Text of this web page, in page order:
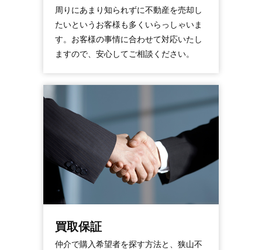
周りにあまり知られずに不動産を売却し
たいというお客様も多くいらっしゃいま
す。お客様の事情に合わせて対応いたし
ますので、安心してご相談ください。
買取保証
仲介で購入希望者を探す方法と、狭山不